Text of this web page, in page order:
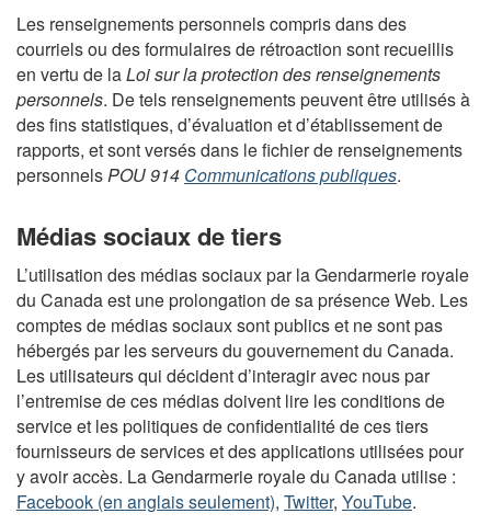
Les renseignements personnels compris dans des
courriels ou des formulaires de rétroaction sont recueillis
en vertu de laLoi sur la protection des renseignements
personnels. De tels renseignements peuvent être utilisés à
des fins statistiques, d’évaluation et d’établissement de
rapports, et sont versés dans le fichier de renseignements
personnelsPOU 914 Communications publiques.
Médias sociaux de tiers
L’utilisation des médias sociaux par la Gendarmerie royale
du Canada est une prolongation de sa présence Web. Les
comptes de médias sociaux sont publics et ne sont pas
hébergés par les serveurs du gouvernement du Canada.
Les utilisateurs qui décident d’interagir avec nous par
l’entremise de ces médias doivent lire les conditions de
service et les politiques de confidentialité de ces tiers
fournisseurs de services et des applications utilisées pour
y avoir accès. La Gendarmerie royale du Canada utilise :
Facebook (en anglais seulement), Twitter, YouTube.